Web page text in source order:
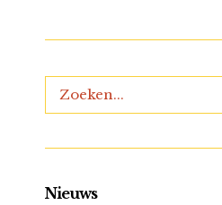
Nieuws